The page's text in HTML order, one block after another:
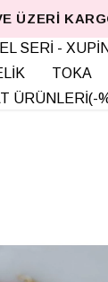
ÜZERI
SERİ -
TOKA
ÜRÜNLERİ(-